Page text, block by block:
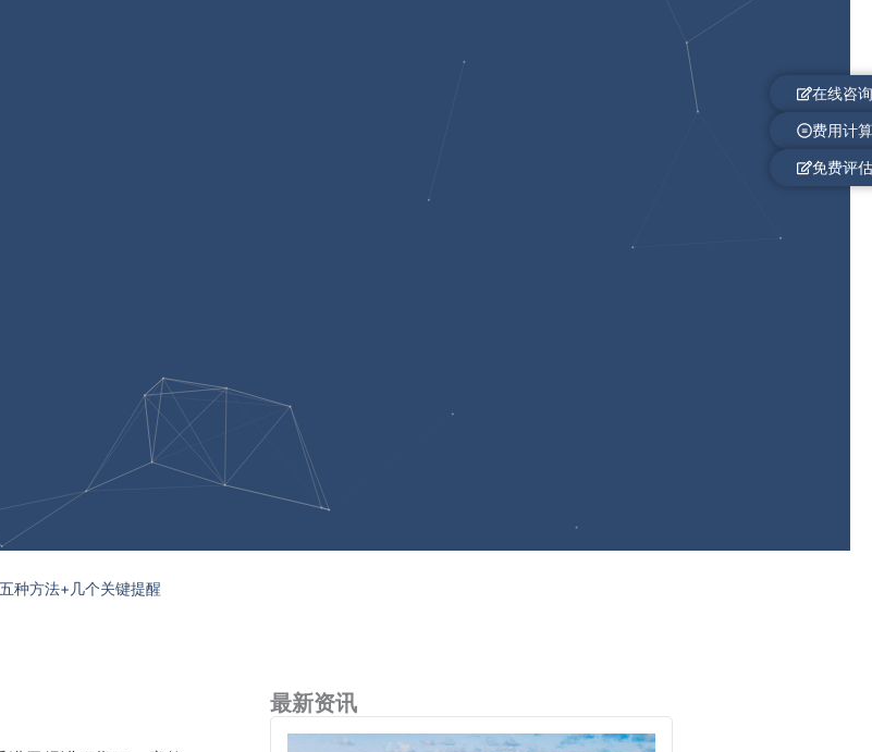
种方法+几个关键提醒
最新资讯
在线咨询
费用计算
免费评估